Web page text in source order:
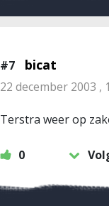
#7 bicat
22 december 2003 ,
Terstra weer op
0